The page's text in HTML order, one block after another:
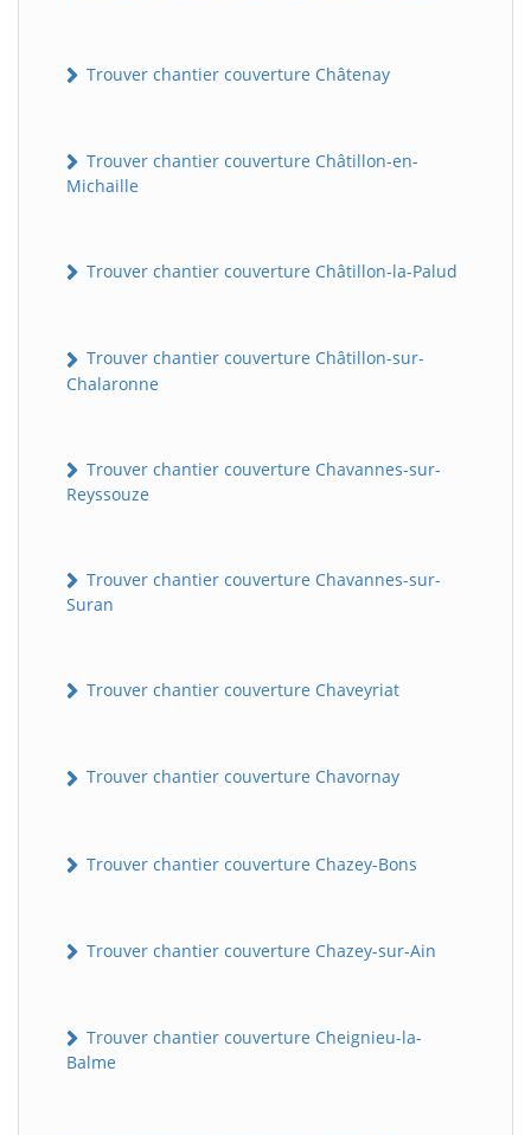
Trouver chantier couverture Châtenay
Trouver chantier couverture Châtillon-en-
Michaille
Trouver chantier couverture Châtillon-la-Palud
Trouver chantier couverture Châtillon-sur-
Chalaronne
Trouver chantier couverture Chavannes-sur-
Reyssouze
Trouver chantier couverture Chavannes-sur-
Suran
Trouver chantier couverture Chaveyriat
Trouver chantier couverture Chavornay
Trouver chantier couverture Chazey-Bons
Trouver chantier couverture Chazey-sur-Ain
Trouver chantier couverture Cheignieu-la-
Balme